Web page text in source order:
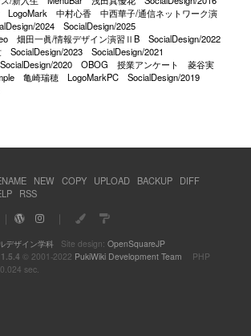
LogoMark 中村心香
中西華子/通信ネットワーク演
2024
SocialDesign/2025
畑田一眞/情報デザイン演習ⅡB
SocialDesign/2022
SocialDesign/2023
SocialDesign/2021
SocialDesign/2020 OBOG 授業アンケート
菱谷実
亀崎瑞穂 LogoMarkPC
SocialDesign/2019
NEW COPY UPLOAD BACKUP
DIFF
RSS
｜
デザイン学科Site design: OpenSquareJP
© 2001-2022 PukiWiki Development Team PHP
sec.